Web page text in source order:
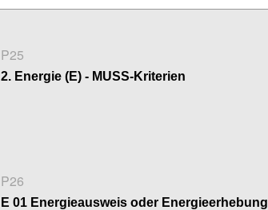
P25
2. Energie (E) - MUSS-Kriterien
P26
E 01 Energieausweis oder Energieerhebung